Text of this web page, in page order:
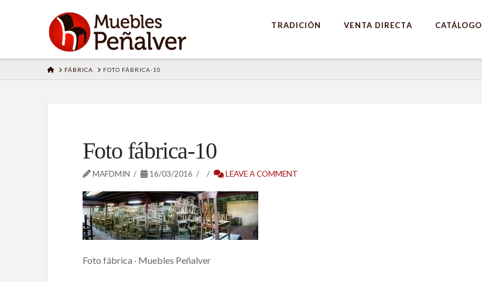
TRADICIÓN VENTA DIRECTA CATÁLOGO
HOMEFÁBRICA FOTO FÁBRICA-10
Foto fábrica-10
MAFDMIN 16/03/2016 LEAVE A COMMENT
Foto fábrica · Muebles Peñalver